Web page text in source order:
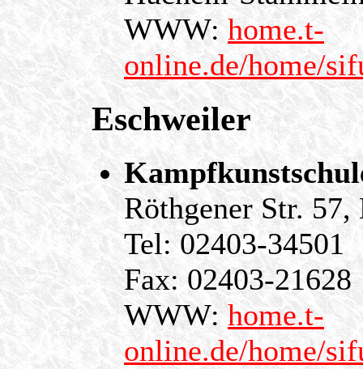
WWW:home.t-
online.de/home/
Eschweiler
Röthgener Str.
Tel: 02403-34501
Fax: 02403-21628
WWW:home.t-
online.de/home/